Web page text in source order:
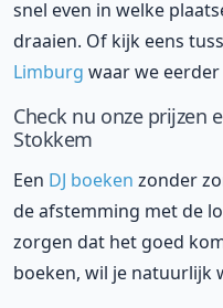
snel even in welke
draaien. Of kijk eens
Limburg waar we
Check nu onze prijzen
Stokkem
Een DJ boeken zonder
de afstemming met de
zorgen dat het goed
boeken, wil je natuurlijk